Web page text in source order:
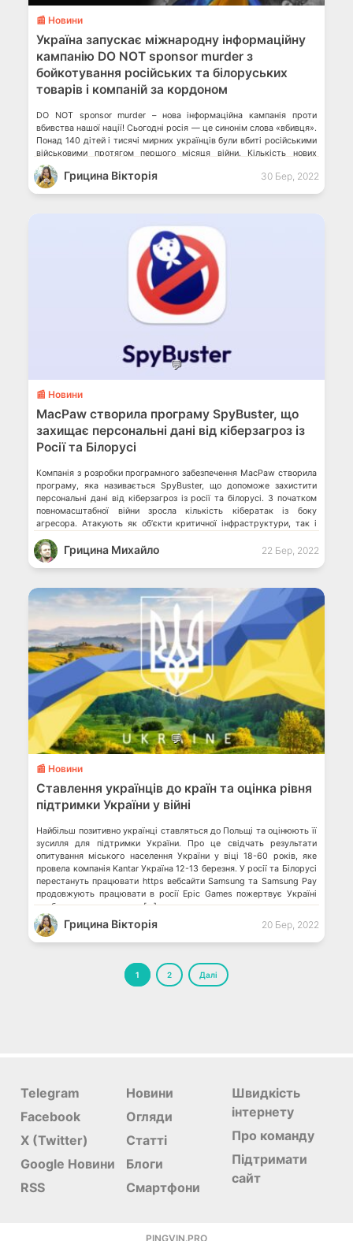
📰 Новини
Україна запускає міжнародну інформаційну
кампанію DO NOT sponsor murder з
бойкотування російських та білоруських
товарів і компаній за кордоном
DO NOT sponsor murder – нова інформаційна кампанія проти
вбивства нашої нації! Сьогодні росія — це синонім слова «вбивця».
Понад 140 дітей і тисячі мирних українців були вбиті російськими
військовими протягом першого місяця війни. Кількість нових
жертв серед цивільного населення невпинно продовжує зростати
з кожним черговим днем воєнних злочинів росії проти народу
України. СБУ ліквідувала […]
Грицина Вікторія 30 Бер, 2022
💬
📰 Новини
MacPaw створила програму SpyBuster, що
захищає персональні дані від кіберзагроз із
Росії та Білорусі
Компанія з розробки програмного забезпечення ​​MacPaw створила
програму, яка називається SpyBuster, що допоможе захистити
персональні дані від кіберзагроз із росії та білорусі. З початком
повномасштабної війни зросла кількість кібератак із боку
агресора. Атакують як обʼєкти критичної інфраструктури, так і
що захистить дані українців. Створили сайт з іменами блогерів та
[…]
Грицина Михайло 22 Бер, 2022
💬
📰 Новини
Ставлення українців до країн та оцінка рівня
підтримки України у війні
Найбільш позитивно українці ставляться до Польщі та оцінюють її
зусилля для підтримки України. Про це свідчать результати
опитування міського населення України у віці 18-60 років, яке
провела компанія Kantar Україна 12-13 березня. У росії та Білорусі
перестануть працювати https вебсайти Samsung та Samsung Pay
продовжують працювати в росії Epic Games пожертвує Україні
прибуток з нового сезону […]
Грицина Вікторія 20 Бер, 2022
Пагінація
записів
1 2 Далі
Telegram
Facebook
X (Twitter)
Google Новини
RSS
Новини
Огляди
Статті
Блоги
Смартфони
Швидкість
інтернету
Про команду
Підтримати
сайт
PINGVIN.PRO